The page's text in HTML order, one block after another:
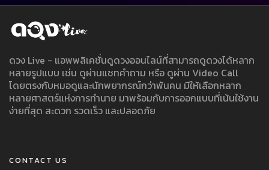
ดวง Live - แอพพลิเคชั่นดูดวงออนไลน์ที่สามารถดูดวงได้หลาก
หลายรูปแบบ เช่น ดูผ่านแชทคำถาม หรือ ดูผ่าน Video Call
โดยตรงกับหมอดูและนักพยากรณ์กว่าพันคน มีให้เลือกหลาก
หลายศาสตร์แห่งการทำนาย มาพร้อมกับการออกแบบที่เน้นใช้งาน
ง่ายที่สุด สะดวก รวดเร็ว และปลอดภัย
CONTACT US